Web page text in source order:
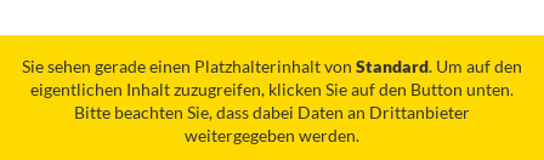
Sie sehen gerade einen Platzhalterinhalt von Standard. Um auf den
eigentlichen Inhalt zuzugreifen, klicken Sie auf den Button unten.
Bitte beachten Sie, dass dabei Daten an Drittanbieter
weitergegeben werden.